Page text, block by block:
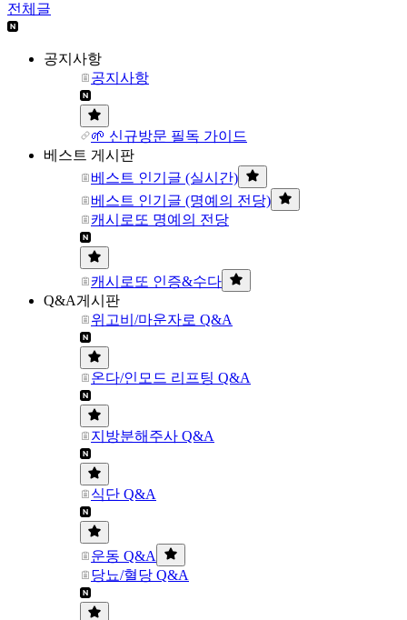
전체글
공지사항
공지사항
🌱 신규방문 필독 가이드
베스트 게시판
베스트 인기글 (실시간)
베스트 인기글 (명예의 전당)
캐시로또 명예의 전당
캐시로또 인증&수다
Q&A게시판
위고비/마운자로 Q&A
온다/인모드 리프팅 Q&A
지방분해주사 Q&A
식단 Q&A
운동 Q&A
당뇨/혈당 Q&A